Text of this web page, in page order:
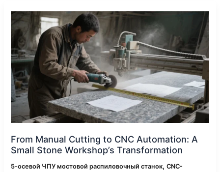
Polish
Hindi
From Manual Cutting to CNC Automation: A
Small Stone Workshop’s Transformation
5-осевой ЧПУ мостовой распиловочный станок,CNC-
Manual
Cutting
CNC
Automation:
A
Small
Stone
Workshop’s
Transformation